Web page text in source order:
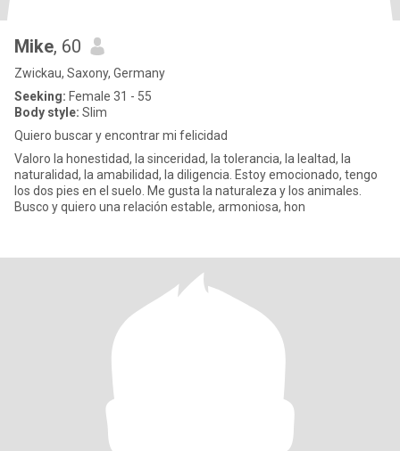
Mike, 60
Zwickau, Saxony, Germany
Seeking: Female 31 - 55
Body style: Slim
Quiero buscar y encontrar mi felicidad
Valoro la honestidad, la sinceridad, la tolerancia, la lealtad, la
naturalidad, la amabilidad, la diligencia. Estoy emocionado, tengo
los dos pies en el suelo. Me gusta la naturaleza y los animales.
Busco y quiero una relación estable, armoniosa, hon